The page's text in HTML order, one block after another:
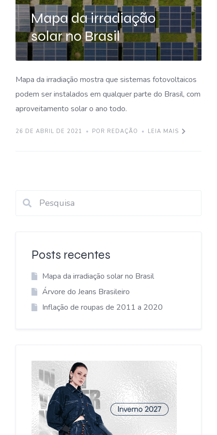
Mapa da irradiação
solar no Brasil
Mapa da irradiação mostra que sistemas fotovoltaicos
podem ser instalados em qualquer parte do Brasil, com
aproveitamento solar o ano todo.
26 DE ABRIL DE 2021 POR REDAÇÃO LEIA MAIS
Posts recentes
Mapa da irradiação solar no Brasil
Árvore do Jeans Brasileiro
Inflação de roupas de 2011 a 2020